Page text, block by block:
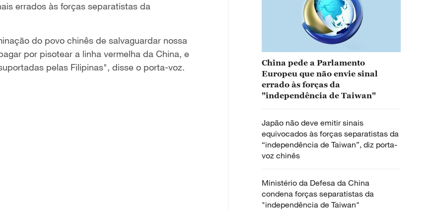
errados às forças separatistas da
do povo chinês de salvaguardar nossa
por pisotear a linha vermelha da China, e
pelas Filipinas", disse o porta-voz.
China pede a Parlamento
Europeu que não envie sinal
errado às forças da
"independência de Taiwan"
Japão não deve emitir sinais
equivocados às forças separatistas da
“independência de Taiwan”, diz porta-
voz chinês
Ministério da Defesa da China
condena forças separatistas da
"independência de Taiwan"